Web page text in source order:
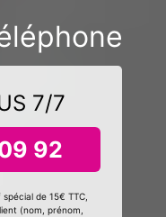
7/7
92
de 15€ TTC,
(nom, prénom,